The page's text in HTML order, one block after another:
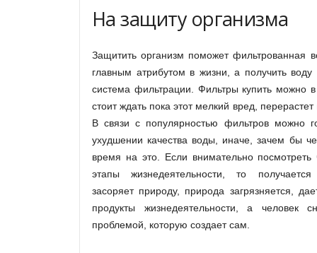
На защиту организма
Защитить организм поможет фильтрованная
главным атрибутом в жизни, а получить
система фильтрации. Фильтры купить можно
стоит ждать пока этот мелкий вред,
В связи с популярностью фильтров можно
ухудшении качества воды, иначе, зачем бы
время на это. Если внимательно посмотреть
этапы жизнедеятельности, то получается
засоряет природу, природа загрязняется,
продукты жизнедеятельности, а человек
проблемой, которую создает сам.